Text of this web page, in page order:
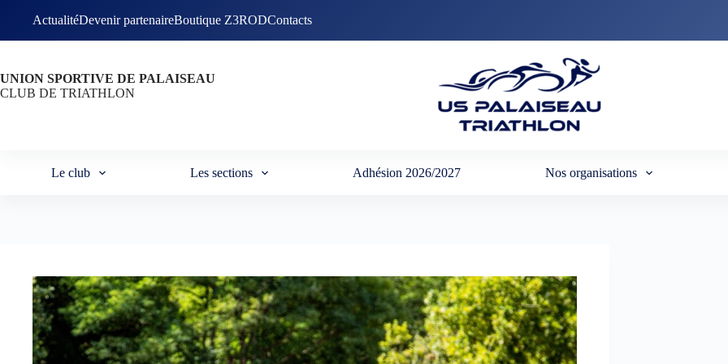
ActualitéDevenir partenaireBoutique Z3RODContacts
UNION SPORTIVE DE PALAISEAU
CLUB DE TRIATHLON
Le club Les sections Adhésion 2026/2027 Nos organisations